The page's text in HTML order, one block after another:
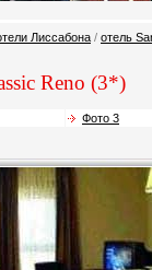
Лиссабона / отель
Reno (3*)
Фото 3